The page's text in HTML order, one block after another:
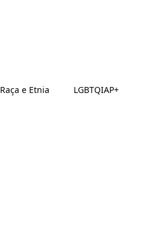
Raça e Etnia LGBTQIAP+